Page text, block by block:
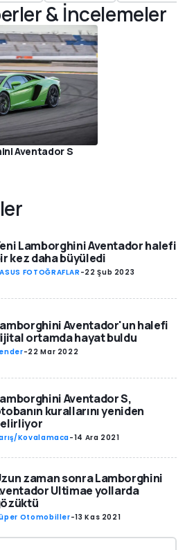
& İncelemeler
Aventador S
Lamborghini Aventador halefi
kez daha büyüledi
FOTOĞRAFLAR -22 Şub 2023
Aventador'un halefi
ortamda hayat buldu
-22 Mar 2022
Aventador S,
kurallarını yeniden
Kovalamaca-14 Ara 2021
zaman sonra Lamborghini
Ultimae yollarda
Otomobiller-13 Kas 2021